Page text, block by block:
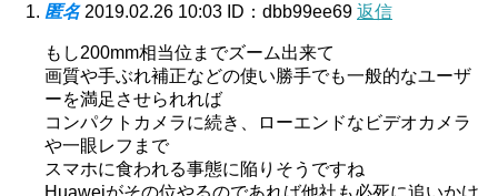
匿名 2019.02.26 10:03 ID：dbb99ee69 返信
もし200mm相当位までズーム出来て
画質や手ぶれ補正などの使い勝手でも一般的なユーザ
ーを満足させられれば
コンパクトカメラに続き、ローエンドなビデオカメラ
や一眼レフまで
スマホに食われる事態に陥りそうですね
Huaweiがその位やるのであれば他社も必死に追いかけ